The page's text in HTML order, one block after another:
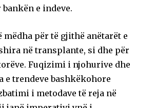
e indeve.
mëdha për të gjithë anëtarët e
në transplante, si dhe për
Fuqizimi i njohurive dhe
e trendeve bashkëkohore
i metodave të reja në